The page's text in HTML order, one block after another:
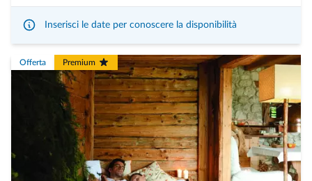
cioccolatini.
Cena a lume di candela con accompagnamento di vino la sera che
Bagno d'acqua per due persone
Inserisci le date per conoscere la disponibilità
Offerta Premium